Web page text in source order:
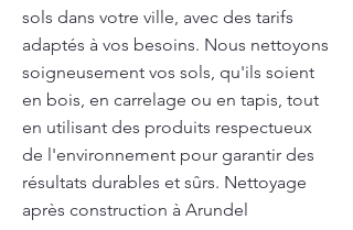
sols dans votre ville, avec des tarifs
adaptés à vos besoins. Nous nettoyons
soigneusement vos sols, qu'ils soient
en bois, en carrelage ou en tapis, tout
en utilisant des produits respectueux
de l'environnement pour garantir des
résultats durables et sûrs. Nettoyage
après construction à Arundel